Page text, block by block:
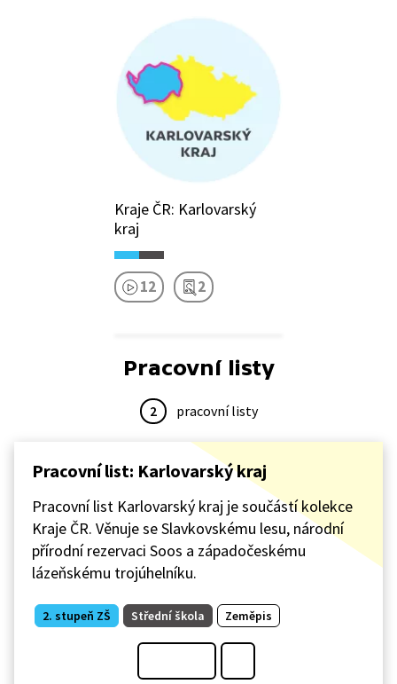
Kraje ČR: Karlovarský
kraj
12 2
Pracovní listy
2 pracovní listy
Pracovní list: Karlovarský kraj
Pracovní list Karlovarský kraj je součástí kolekce
Kraje ČR. Věnuje se Slavkovskému lesu, národní
přírodní rezervaci Soos a západočeskému
lázeňskému trojúhelníku.
2. stupeň ZŠ Střední škola Zeměpis